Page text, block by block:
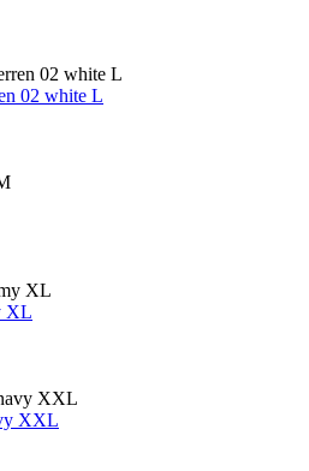
02 white L
XL
XXL